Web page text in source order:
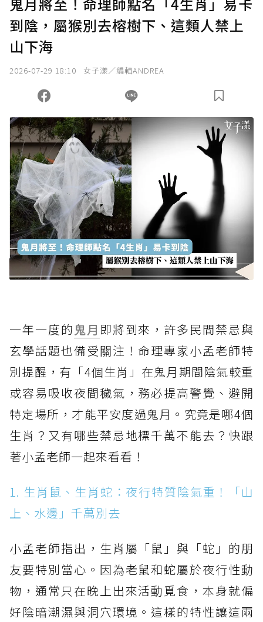
確認送出
您當前剩餘 U 利點數：0點；前往 購買點數
到陰，屬猴別去榕樹下、這類人禁上
山下海
2026-07-29 18:10 女子漾／編輯ANDREA
一年一度的鬼月 即將到來，許多民間禁忌與
玄學話題也備受關注！命理專家小孟老師特
別提醒，有「4個生肖」在鬼月期間陰氣較重
或容易吸收夜間穢氣，務必提高警覺、避開
特定場所，才能平安度過鬼月。究竟是哪4個
生肖？又有哪些禁忌地標千萬不能去？快跟
著小孟老師一起來看看！
1. 生肖鼠、生肖蛇：夜行特質陰氣重！「山
上、水邊」千萬別去
小孟老師指出，生肖屬「鼠」與「蛇」的朋
友要特別當心。因為老鼠和蛇屬於夜行性動
物，通常只在晚上出來活動覓食，本身就偏
好陰暗潮濕與洞穴環境。這樣的特性讓這兩